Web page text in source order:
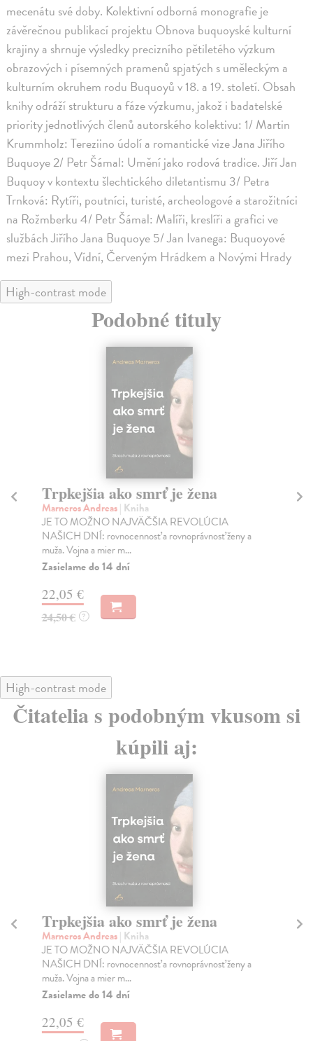
mecenátu své doby. Kolektivní odborná monografie je
závěrečnou publikací projektu Obnova buquoyské kulturní
krajiny a shrnuje výsledky precizního pětiletého výzkum
obrazových i písemných pramenů spjatých s uměleckým a
kulturním okruhem rodu Buquoyů v 18. a 19. století. Obsah
knihy odráží strukturu a fáze výzkumu, jakož i badatelské
priority jednotlivých členů autorského kolektivu: 1/ Martin
Krummholz: Tereziino údolí a romantické vize Jana Jiřího
Buquoye 2/ Petr Šámal: Umění jako rodová tradice. Jiří Jan
Buquoy v kontextu šlechtického diletantismu 3/ Petra
Trnková: Rytíři, poutníci, turisté, archeologové a starožitníci
na Rožmberku 4/ Petr Šámal: Malíři, kreslíři a grafici ve
službách Jiřího Jana Buquoye 5/ Jan Ivanega: Buquoyové
mezi Prahou, Vídní, Červeným Hrádkem a Novými Hrady
High-contrast mode
Podobné tituly
Trpkejšia ako smrť je žena
Marneros Andreas| Kniha
JE TO MOŽNO NAJVÄČŠIA REVOLÚCIA
NAŠICH DNÍ: rovnocennosť a rovnoprávnosť ženy a
muža. Vojna a mier m...
Zasielame do 14 dní
22,05 €
24,50 € ?
High-contrast mode
Čitatelia s podobným vkusom si
kúpili aj:
Trpkejšia ako smrť je žena
Marneros Andreas| Kniha
JE TO MOŽNO NAJVÄČŠIA REVOLÚCIA
NAŠICH DNÍ: rovnocennosť a rovnoprávnosť ženy a
muža. Vojna a mier m...
Zasielame do 14 dní
22,05 €